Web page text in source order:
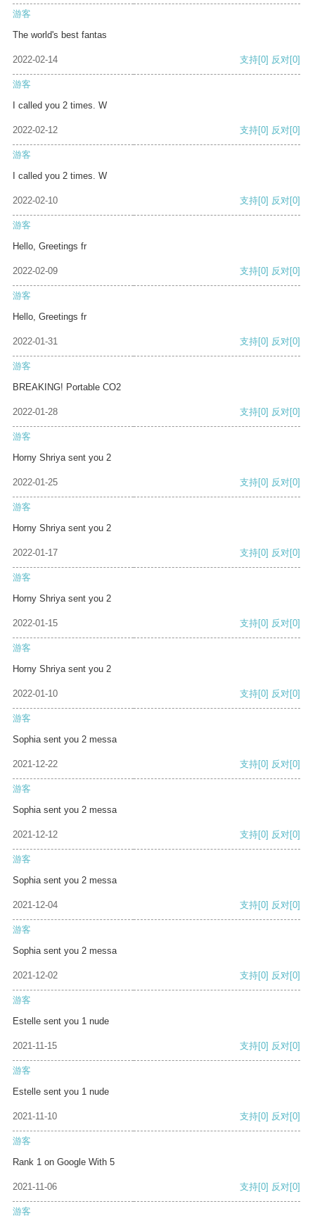
游客
The world's best fantas
2022-02-14 支持[0] 反对[0]
游客
I called you 2 times. W
2022-02-12 支持[0] 反对[0]
游客
I called you 2 times. W
2022-02-10 支持[0] 反对[0]
游客
Hello, Greetings fr
2022-02-09 支持[0] 反对[0]
游客
Hello, Greetings fr
2022-01-31 支持[0] 反对[0]
游客
BREAKING! Portable CO2
2022-01-28 支持[0] 反对[0]
游客
Horny Shriya sent you 2
2022-01-25 支持[0] 反对[0]
游客
Horny Shriya sent you 2
2022-01-17 支持[0] 反对[0]
游客
Horny Shriya sent you 2
2022-01-15 支持[0] 反对[0]
游客
Horny Shriya sent you 2
2022-01-10 支持[0] 反对[0]
游客
Sophia sent you 2 messa
2021-12-22 支持[0] 反对[0]
游客
Sophia sent you 2 messa
2021-12-12 支持[0] 反对[0]
游客
Sophia sent you 2 messa
2021-12-04 支持[0] 反对[0]
游客
Sophia sent you 2 messa
2021-12-02 支持[0] 反对[0]
游客
Estelle sent you 1 nude
2021-11-15 支持[0] 反对[0]
游客
Estelle sent you 1 nude
2021-11-10 支持[0] 反对[0]
游客
Rank 1 on Google With 5
2021-11-06 支持[0] 反对[0]
游客